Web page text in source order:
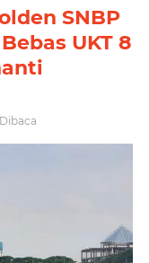
SNBP
UKT 8
Dibaca